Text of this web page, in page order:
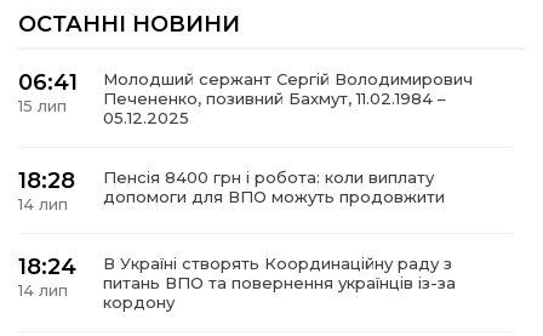
новини
ОСТАННІ НОВИНИ
06:41
15 лип
Молодший сержант Сергій Володимирович
Печененко, позивний Бахмут, 11.02.1984 –
05.12.2025
18:28
14 лип
Пенсія 8400 грн і робота: коли виплату
допомоги для ВПО можуть продовжити
18:24
14 лип
В Україні створять Координаційну раду з
питань ВПО та повернення українців із-за
кордону